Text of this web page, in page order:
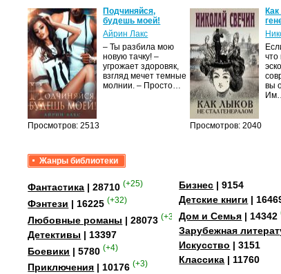
Просмотров: 2513
Подчиняйся,
будешь моей!
Айрин Лакс
– Ты разбила мою
новую тачку! –
угрожает здоровяк,
взгляд мечет темные
молнии. – Просто…
Просмотров: 2040
что
вы
Жанры библиотеки
Фантастика | 28710 (+25)
Фэнтези | 16225 (+32)
Любовные романы | 28073 (+349)
Детективы | 13397
Боевики | 5780 (+4)
Приключения | 10176 (+3)
Бизнес | 9154
Детские книги |
Дом и Семья | 14342
Зарубежная
Искусство | 3151
Классика | 11760